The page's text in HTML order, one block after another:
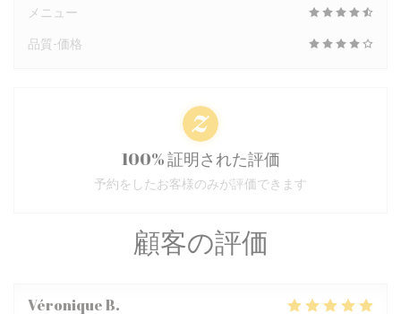
顧客の評価
VéroniqueB
メニュー
品質-価格
100% 証明された評価
予約をしたお客様のみが評価できます